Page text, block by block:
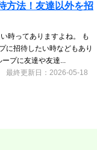
方法！友達以外を招
時ってありますよね。 も
に招待したい時などもあり
プに友達や友達...
最終更新日：2026-05-18